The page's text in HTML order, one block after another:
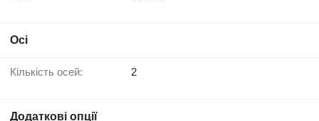
Осі
Кількість осей: 2
Додаткові опції